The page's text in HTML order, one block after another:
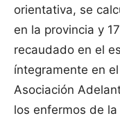
orientativa, se
en la provincia y
recaudado en el
íntegramente en
Asociación
los enfermos de